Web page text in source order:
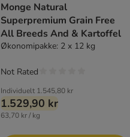
Monge Natural
Superpremium Grain Free
All Breeds And & Kartoffel
Økonomipakke: 2 x 12 kg
Individuelt 1.545,80 kr
1.529,90 kr
63,70 kr / kg
Not Rated